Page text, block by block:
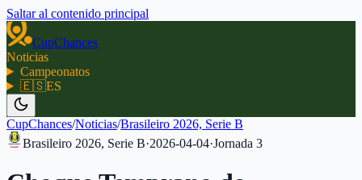
Saltar al contenido principal
CupChances
Noticias
Campeonatos
🇪🇸ES
CupChances/Noticias/Brasileiro 2026, Serie B
Brasileiro 2026, Serie B·2026-04-04·Jornada 3